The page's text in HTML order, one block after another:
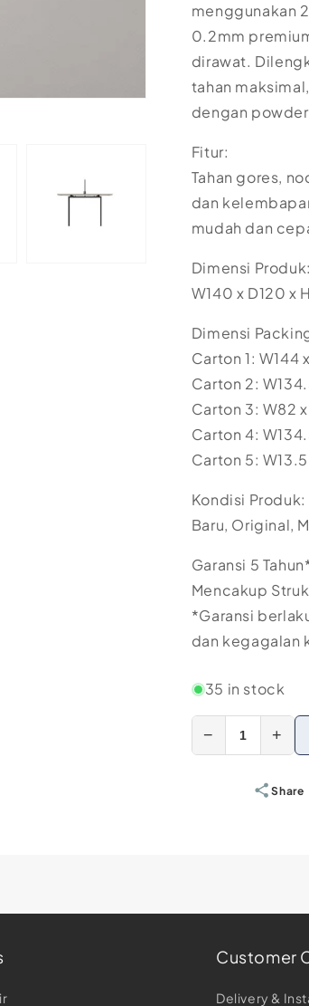
menggunakan
0.2mm
dirawat.
tahan
dengan
Fitur:
Tahan gores,
dan
mudah dan
Dimensi Produk:
W140 x D120 x
Dimensi
Carton 1: W144
Carton 2:
Carton 3: W82
Carton 4:
Carton 5:
Kondisi Produk:
Baru, Original,
Garansi 5
Mencakup
*Garansi
dan kegagalan
35 in stock
− +
Share
Customer
Delivery &